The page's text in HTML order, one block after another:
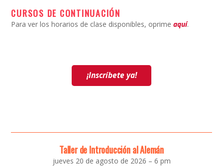
CURSOS DE CONTINUACIÓN
Para ver los horarios de clase disponibles, oprimeaquí.
¡Inscríbete ya!
Taller de Introducción al Alemán
jueves 20 de agosto de 2026 – 6 pm